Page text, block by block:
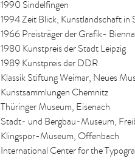
1990 Sindelfingen
1994 Zeit Blick, Kunstlandschaft in
1966 Preisträger der Grafik-
1980 Kunstpreis der Stadt Leipzig
1989 Kunstpreis der DDR
Klassik Stiftung Weimar, Neues
Kunstsammlungen Chemnitz
Thüringer Museum, Eisenach
Stadt- und Bergbau-Museum,
Klingspor-Museum, Offenbach
International Center for the